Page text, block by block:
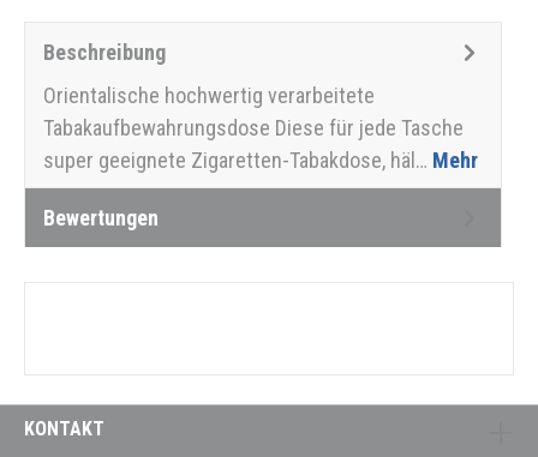
Beschreibung
Orientalische hochwertig verarbeitete
Tabakaufbewahrungsdose Diese für jede Tasche
super geeignete Zigaretten-Tabakdose, häl… Mehr
Bewertungen
KONTAKT